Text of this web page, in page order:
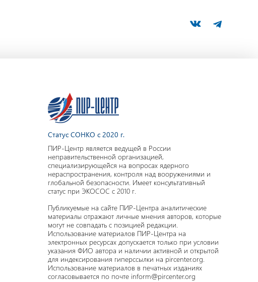
Статус СОНКО с 2020 г.
ПИР-Центр является ведущей в России
неправительственной организацией,
специализирующейся на вопросах ядерного
нераспространения, контроля над вооружениями и
глобальной безопасности. Имеет консультативный
статус при ЭКОСОС с 2010 г.
Публикуемые на сайте ПИР-Центра аналитические
материалы отражают личные мнения авторов, которые
могут не совпадать с позицией редакции.
Использование материалов ПИР-Центра на
электронных ресурсах допускается только при условии
указания ФИО автора и наличии активной и открытой
для индексирования гиперссылки на pircenter.org.
Использование материалов в печатных изданиях
согласовывается по почте inform@pircenter.org